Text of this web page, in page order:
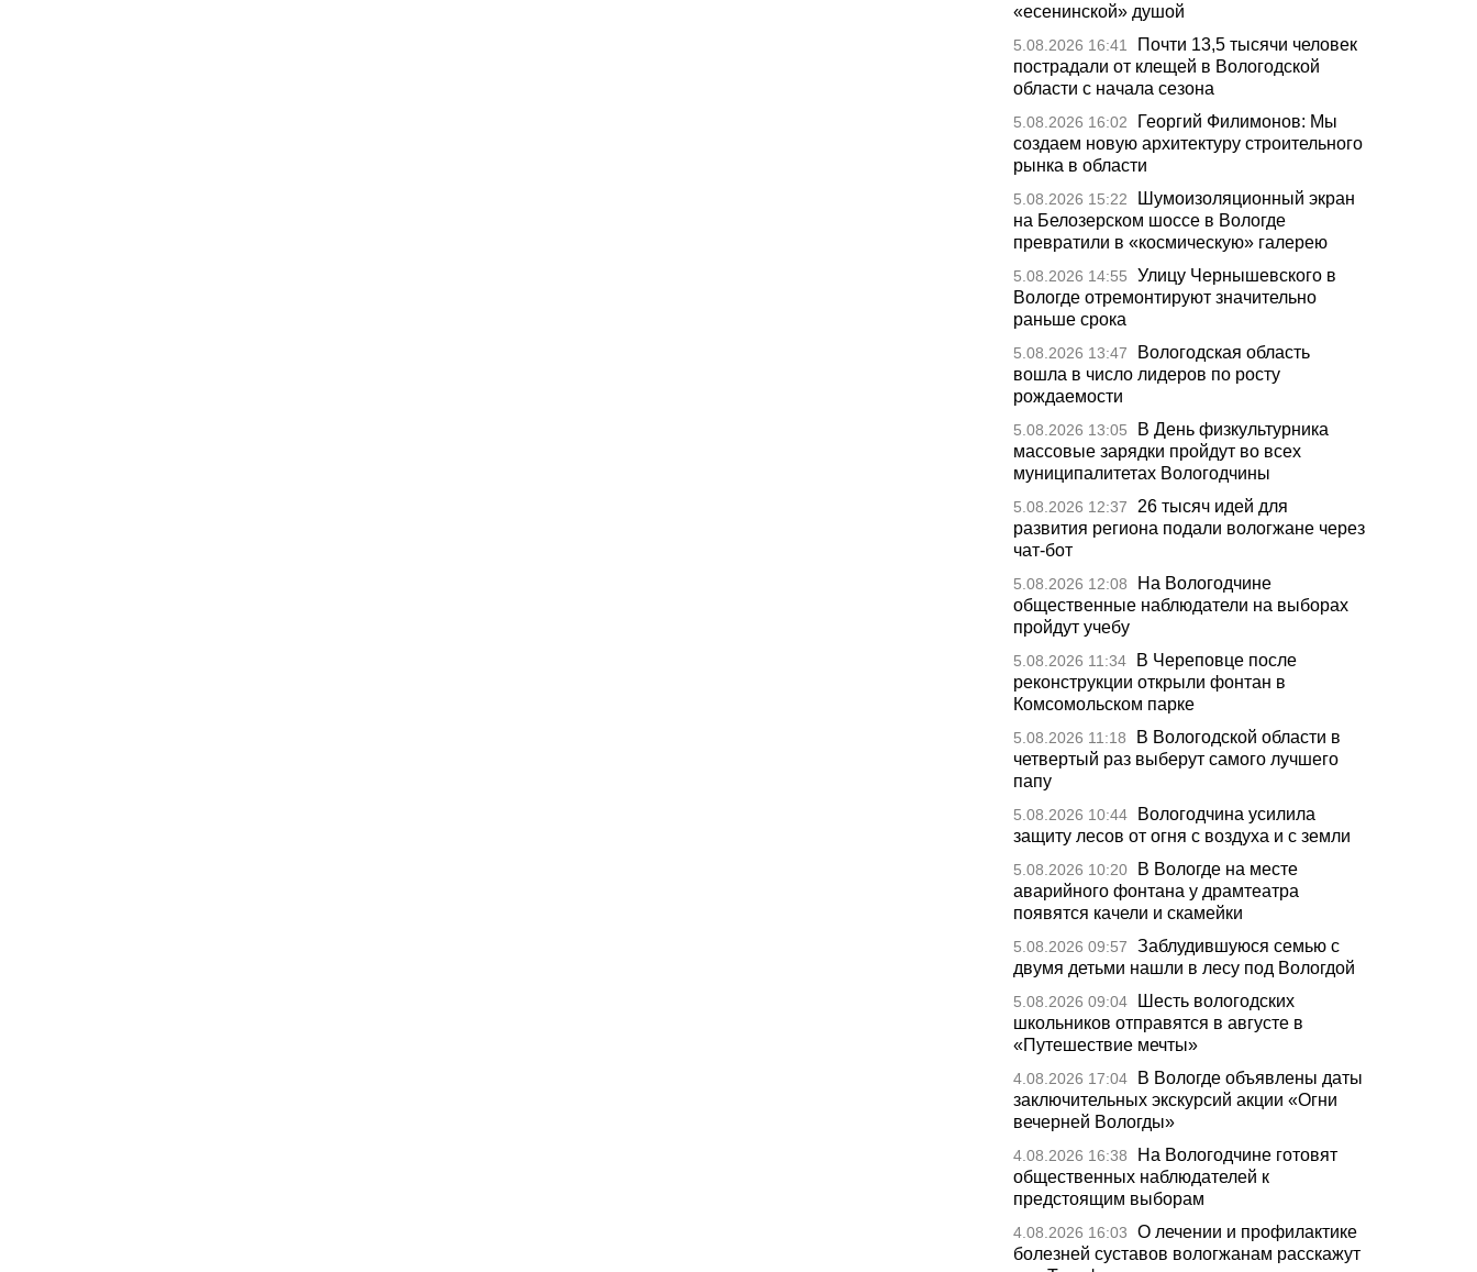
«есенинской» душой
5.08.2026 16:41
Почти 13,5 тысячи человек
пострадали от клещей в Вологодской
области с начала сезона
5.08.2026 16:02
Георгий Филимонов: Мы
создаем новую архитектуру строительного
рынка в области
5.08.2026 15:22
Шумоизоляционный экран
на Белозерском шоссе в Вологде
превратили в «космическую» галерею
5.08.2026 14:55
Улицу Чернышевского в
Вологде отремонтируют значительно
раньше срока
5.08.2026 13:47
Вологодская область
вошла в число лидеров по росту
рождаемости
5.08.2026 13:05
В День физкультурника
массовые зарядки пройдут во всех
муниципалитетах Вологодчины
5.08.2026 12:37
26 тысяч идей для
развития региона подали вологжане через
чат-бот
5.08.2026 12:08
На Вологодчине
общественные наблюдатели на выборах
пройдут учебу
5.08.2026 11:34
В Череповце после
реконструкции открыли фонтан в
Комсомольском парке
5.08.2026 11:18
В Вологодской области в
четвертый раз выберут самого лучшего
папу
5.08.2026 10:44
Вологодчина усилила
защиту лесов от огня с воздуха и с земли
5.08.2026 10:20
В Вологде на месте
аварийного фонтана у драмтеатра
появятся качели и скамейки
5.08.2026 09:57
Заблудившуюся семью с
двумя детьми нашли в лесу под Вологдой
5.08.2026 09:04
Шесть вологодских
школьников отправятся в августе в
«Путешествие мечты»
4.08.2026 17:04
В Вологде объявлены даты
заключительных экскурсий акции «Огни
вечерней Вологды»
4.08.2026 16:38
На Вологодчине готовят
общественных наблюдателей к
предстоящим выборам
4.08.2026 16:03
О лечении и профилактике
болезней суставов вологжанам расскажут